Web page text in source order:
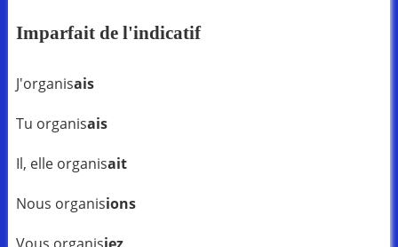
Imparfait de l'indicatif
J'organisais
Tu organisais
Il, elle organisait
Nous organisions